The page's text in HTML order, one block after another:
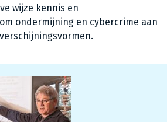
wijze kennis en
ondermijning en cybercrime aan